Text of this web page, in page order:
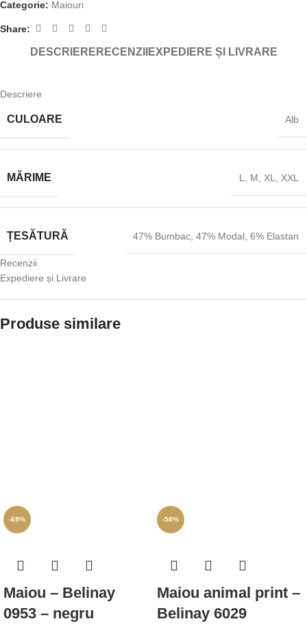
Categorie: Maiouri
Share:
DESCRIERE RECENZII EXPEDIERE ȘI LIVRARE
Descriere
CULOARE Alb
MĂRIME L, M, XL, XXL
ȚESĂTURĂ 47% Bumbac, 47% Modal, 6% Elastan
Recenzii
Expediere și Livrare
Produse similare
-69%
Maiou – Belinay
0953 – negru
-58%
Maiou animal print –
Belinay 6029